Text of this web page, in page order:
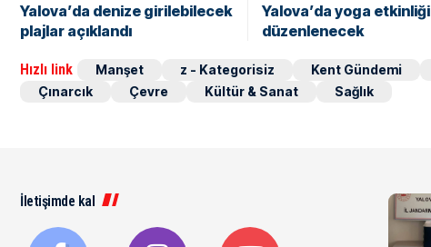
Yalova’da denize girilebilecek
plajlar açıklandı
Yalova’da yoga etkinliği
düzenlenecek
Hızlı link Manşet z - Kategorisiz Kent Gündemi
Çınarcık
Çevre Kültür & Sanat Sağlık
İletişimde kal